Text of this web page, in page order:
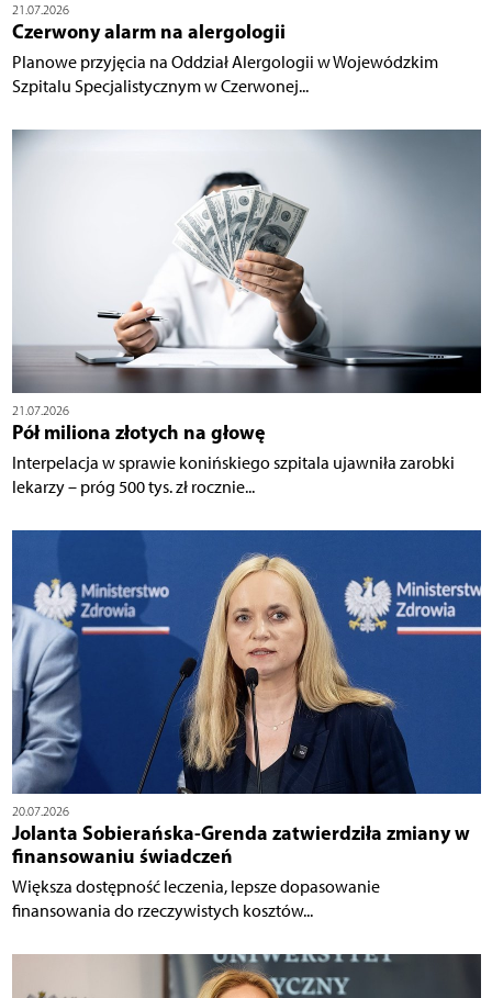
21.07.2026
Czerwony alarm na alergologii
Planowe przyjęcia na Oddział Alergologii w Wojewódzkim
Szpitalu Specjalistycznym w Czerwonej...
21.07.2026
Pół miliona złotych na głowę
Interpelacja w sprawie konińskiego szpitala ujawniła zarobki
lekarzy – próg 500 tys. zł rocznie...
20.07.2026
Jolanta Sobierańska-Grenda zatwierdziła zmiany w
finansowaniu świadczeń
Większa dostępność leczenia, lepsze dopasowanie
finansowania do rzeczywistych kosztów...